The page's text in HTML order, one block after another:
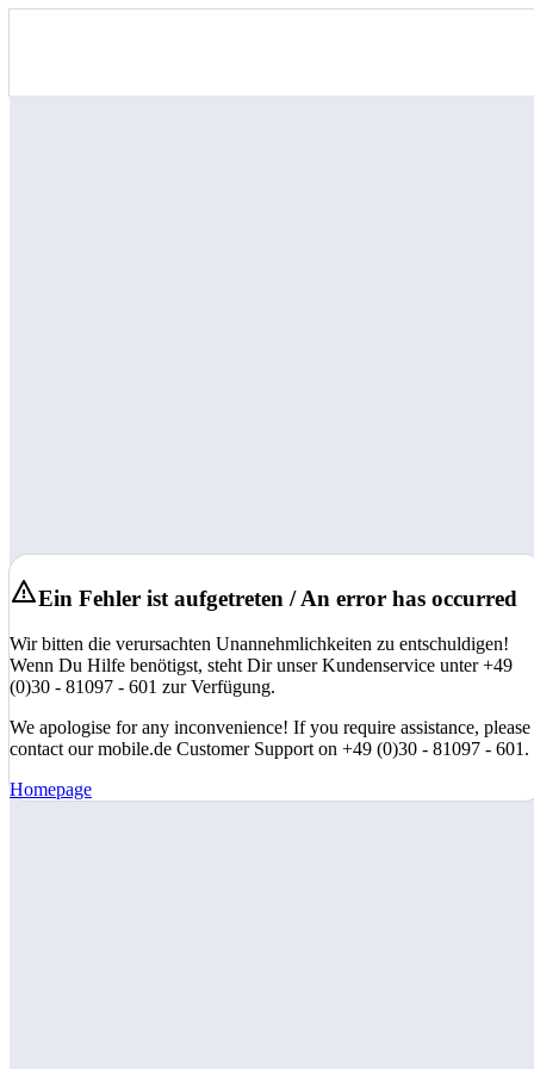
Ein Fehler ist aufgetreten / An error has occurred
Wir bitten die verursachten Unannehmlichkeiten zu entschuldigen!
Wenn Du Hilfe benötigst, steht Dir unser Kundenservice unter +49
(0)30 - 81097 - 601 zur Verfügung.
We apologise for any inconvenience! If you require assistance, please
contact our mobile.de Customer Support on +49 (0)30 - 81097 - 601.
Homepage